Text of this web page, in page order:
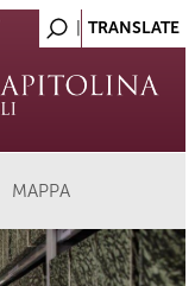
MAPPA